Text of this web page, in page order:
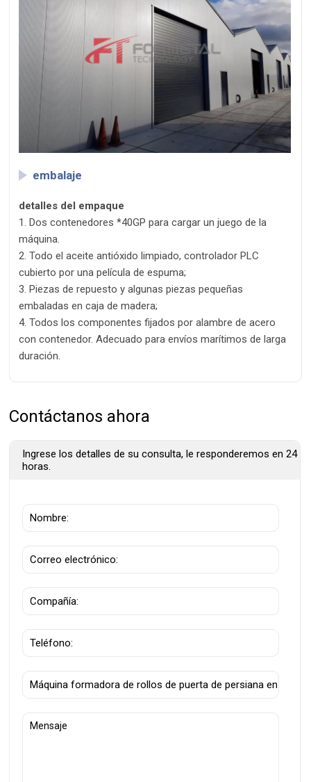
embalaje
detalles del empaque
1. Dos contenedores *40GP para cargar un juego de la
máquina.
2. Todo el aceite antióxido limpiado, controlador PLC
cubierto por una película de espuma;
3. Piezas de repuesto y algunas piezas pequeñas
embaladas en caja de madera;
4. Todos los componentes fijados por alambre de acero
con contenedor. Adecuado para envíos marítimos de larga
duración.
Contáctanos ahora
Ingrese los detalles de su consulta, le responderemos en 24
horas.